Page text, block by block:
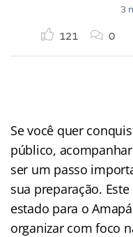
3
121 0
Se você quer
público,
ser um passo
sua preparação.
estado para o
organizar com foco